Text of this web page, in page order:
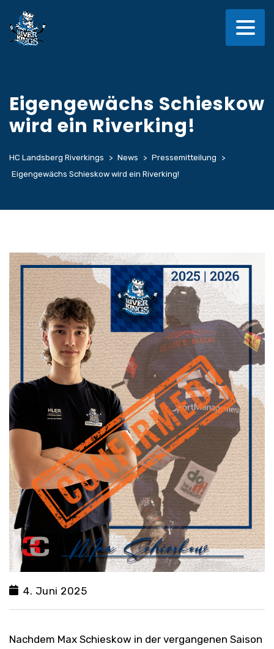
Eigengewächs Schieskow
wird ein Riverking!
HC Landsberg Riverkings > News > Pressemitteilung
>
Eigengewächs Schieskow wird ein Riverking!
4. Juni 2025
Nachdem Max Schieskow in der vergangenen Saison